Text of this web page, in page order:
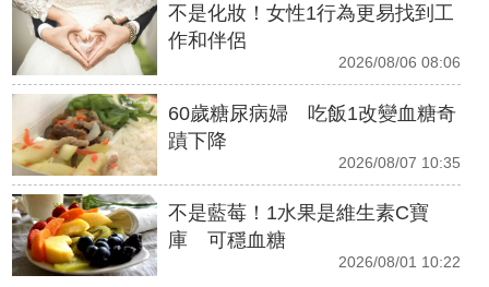
不是化妝！女性1行為更易找到工
作和伴侶
2026/08/06 08:06
60歲糖尿病婦 吃飯1改變血糖奇
蹟下降
2026/08/07 10:35
不是藍莓！1水果是維生素C寶
庫 可穩血糖
2026/08/01 10:22